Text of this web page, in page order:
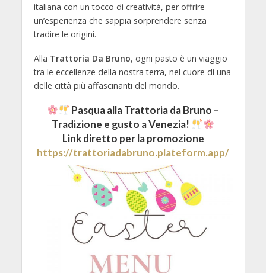
italiana con un tocco di creatività, per offrire
un’esperienza che sappia sorprendere senza
tradire le origini.
Alla Trattoria Da Bruno, ogni pasto è un viaggio
tra le eccellenze della nostra terra, nel cuore di una
delle città più affascinanti del mondo.
Pasqua alla Trattoria da Bruno –
Tradizione e gusto a Venezia!
Linkdiretto per la promozione
https://trattoriadabruno.plateform.app/